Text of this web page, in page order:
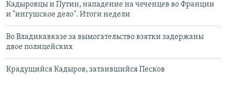
Кадыровцы и Путин, нападение на чеченцев во Франции
и "ингушское дело". Итоги недели
Во Владикавказе за вымогательство взятки задержаны
двое полицейских
Крадущийся Кадыров, затаившийся Песков